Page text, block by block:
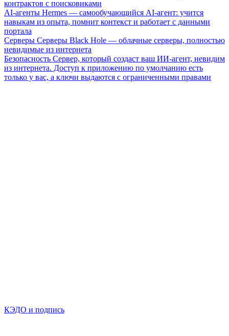
контрактов с поисковиками
AI-агенты Hermes — самообучающийся AI-агент: учится
навыкам из опыта, помнит контекст и работает с данными
портала
Серверы Серверы Black Hole — облачные серверы, полностью
невидимые из интернета
Безопасность Сервер, который создаст ваш ИИ-агент, невидим
из интернета. Доступ к приложению по умолчанию есть
только у вас, а ключи выдаются с ограниченными правами
КЭДО и подпись